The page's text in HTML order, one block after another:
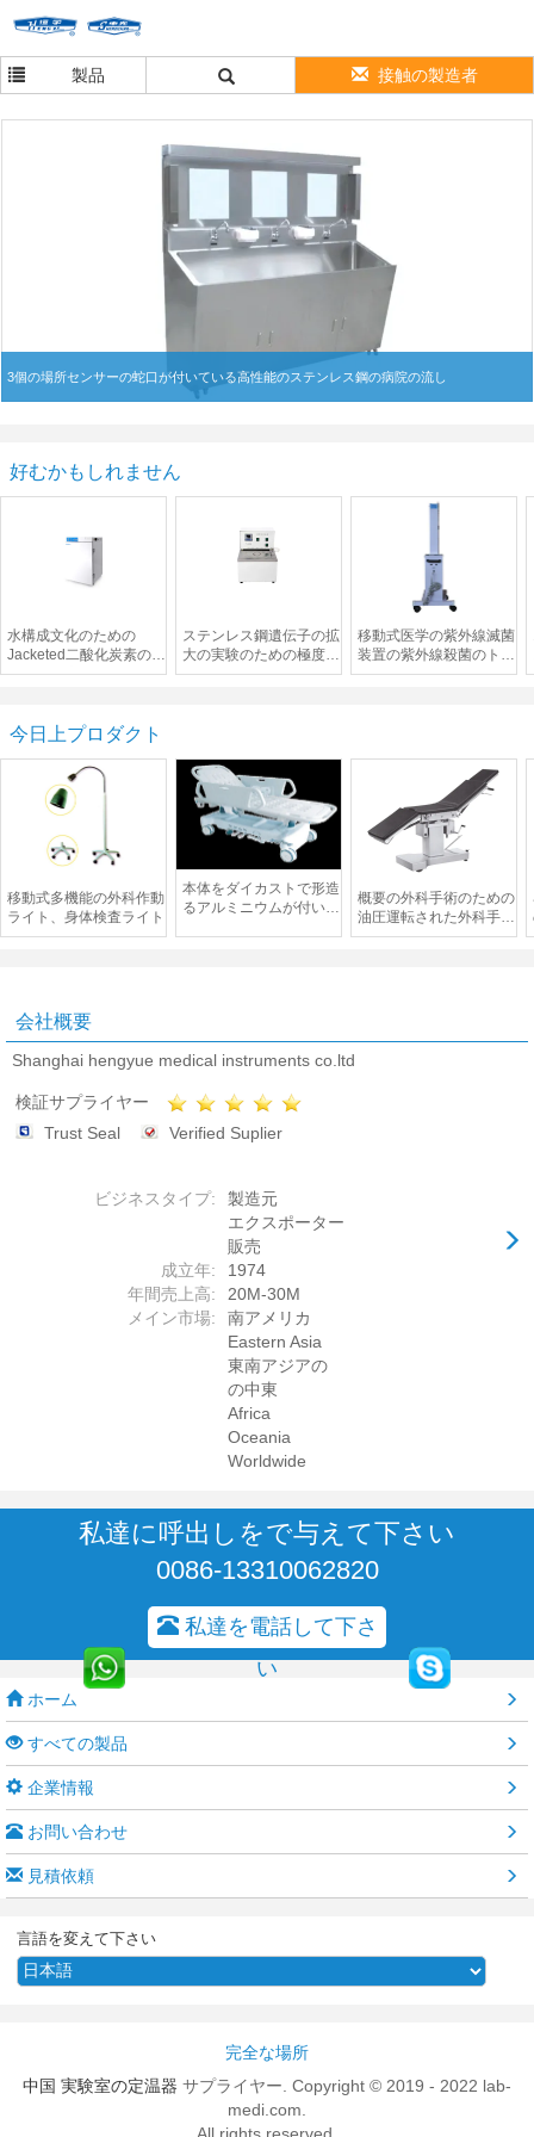
製品 接触の製造者
3個の場所センサーの蛇口が付いている高性能のステンレス鋼の病院の流し
好むかもしれません
水構成文化のための
Jacketed二酸化炭素の定
温器の医療機器
ステンレス鋼遺伝子の拡
大の実験のための極度の
サーモスタット オイル
移動式医学の紫外線滅菌
装置の紫外線殺菌のトラ
ックAC220V 50HZの
今日上プロダクト
移動式多機能の外科作動
ライト、身体検査ライト
本体をダイカストで形造
るアルミニウムが付いて
概要の外科手術のための
油圧運転された外科手術
台
会社概要
Shanghai hengyue medical instruments co.ltd
検証サプライヤー
Trust Seal
Verified Suplier
ビジネスタイプ:
製造元
エクスポーター
販売
成立年:
1974
年間売上高:
20M-30M
メイン市場:
南アメリカ
Eastern Asia
東南アジアの
の中東
Africa
Oceania
Worldwide
私達に呼出しをで与えて下さい
0086-13310062820
私達を電話して下さ
い
ホーム
すべての製品
企業情報
お問い合わせ
見積依頼
言語を変えて下さい
完全な場所
中国 実験室の定温器 サプライヤー. Copyright © 2019 - 2022 lab-
medi.com.